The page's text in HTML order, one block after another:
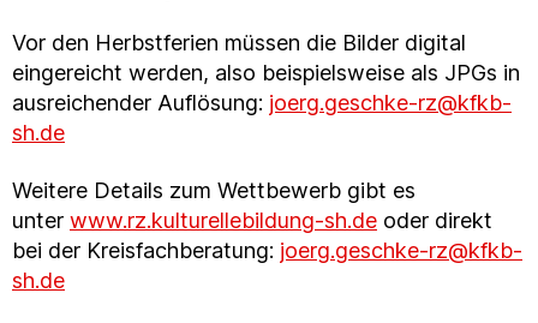
Vor den Herbstferien müssen die Bilder digital
eingereicht werden, also beispielsweise als JPGs in
ausreichender Auflösung: joerg.geschke-rz@kfkb-
sh.de
Weitere Details zum Wettbewerb gibt es
unter www.rz.kulturellebildung-sh.de oder direkt
bei der Kreisfachberatung: joerg.geschke-rz@kfkb-
sh.de